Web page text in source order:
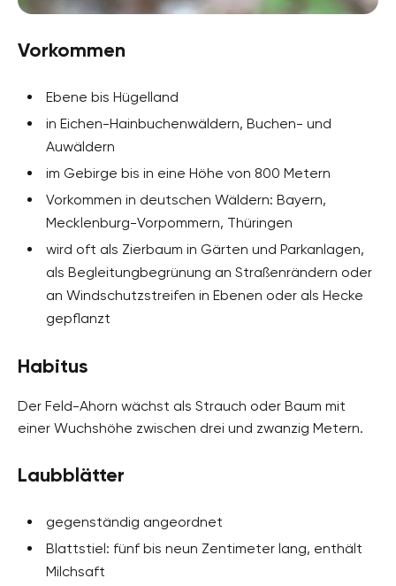
Vorkommen
Ebene bis Hügelland
in Eichen-Hainbuchenwäldern, Buchen- und
Auwäldern
im Gebirge bis in eine Höhe von 800 Metern
Vorkommen in deutschen Wäldern: Bayern,
Mecklenburg-Vorpommern, Thüringen
wird oft als Zierbaum in Gärten und Parkanlagen,
als Begleitungbegrünung an Straßenrändern oder
an Windschutzstreifen in Ebenen oder als Hecke
gepflanzt
Habitus
Der Feld-Ahorn wächst als Strauch oder Baum mit
einer Wuchshöhe zwischen drei und zwanzig Metern.
Laubblätter
gegenständig angeordnet
Blattstiel: fünf bis neun Zentimeter lang, enthält
Milchsaft